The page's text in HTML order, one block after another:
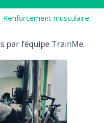
Renforcement musculaire
par l’équipe TrainMe.